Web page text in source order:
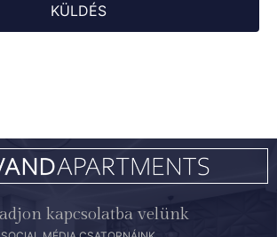
KÜLDÉS
kapcsolatba velünk